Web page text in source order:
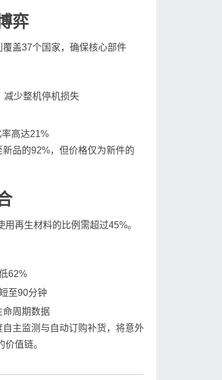
弈
盖37个国家，确保核心部件
减少整机停机损失
高达21%
品的92%，但价格仅为新件的
再生材料的比例需超过45%。
62%
至90分钟
命周期数据
主监测与自动订购补货，将意外
值链。